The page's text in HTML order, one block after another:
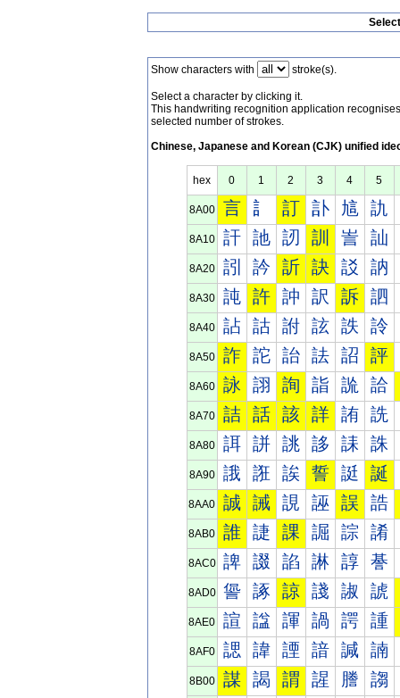
Show characters with stroke(s).
Select a character by clicking it.
This handwriting recognition application
selected number of strokes.
Chinese, Japanese and Korean (CJK) unified
hex 0 1 2 3 4 5
8A00 言 訁 訂 訃 訄 訅
8A10 訐 訑 訒 訓 訔 訕
8A20 訠 訡 訢 訣 訤 訥
8A30 訰 許 訲 訳 訴 訵
8A40 詀 詁 詂 詃 詄 詅
8A50 詐 詑 詒 詓 詔 評
8A60 詠 詡 詢 詣 詤 詥
8A70 詰 話 該 詳 詴 詵
8A80 誀 誁 誂 誃 誄 誅
8A90 誐 誑 誒 誓 誔 誕
8AA0 誠 誡 誢 誣 誤 誥
8AB0 誰 誱 課 誳 誴 誵
8AC0 諀 諁 諂 諃 諄 諅
8AD0 諐 諑 諒 諓 諔 諕
8AE0 諠 諡 諢 諣 諤 諥
8AF0 諰 諱 諲 諳 諴 諵
8B00 謀 謁 謂 謃 謄 謅